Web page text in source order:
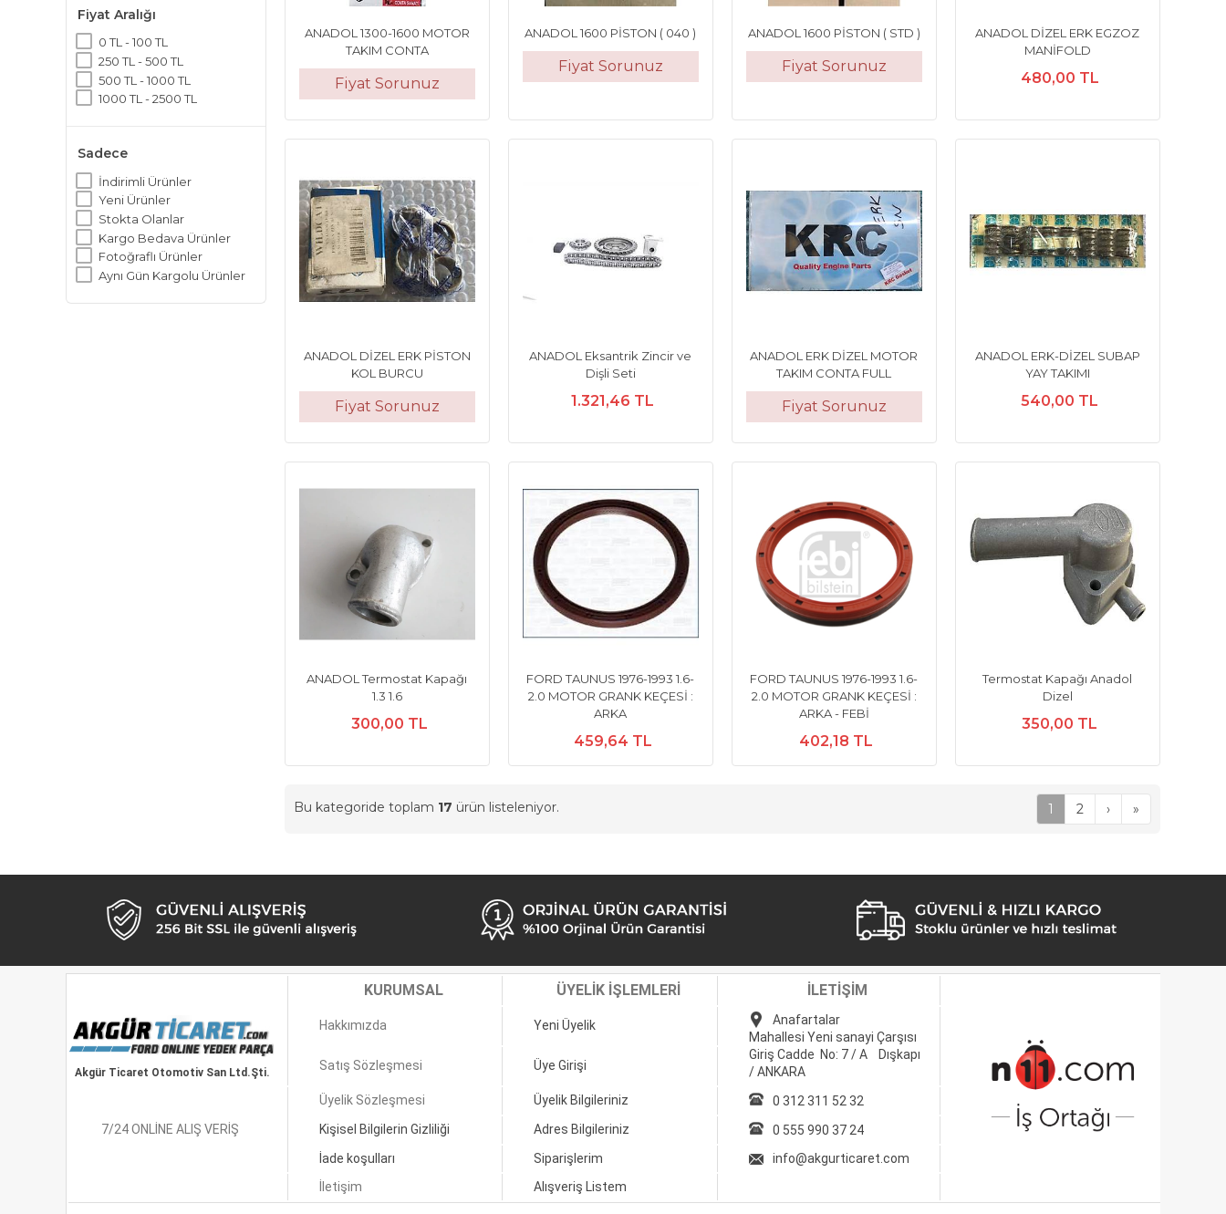
Fiyat Aralığı
0 TL - 100 TL
250 TL - 500 TL
500 TL - 1000 TL
1000 TL - 2500 TL
Sadece
İndirimli Ürünler
Yeni Ürünler
Stokta Olanlar
Kargo Bedava Ürünler
Fotoğraflı Ürünler
Aynı Gün Kargolu Ürünler
ANADOL 1300-1600 MOTOR
TAKIM CONTA
Fiyat Sorunuz
ANADOL 1600 PİSTON ( 040 )
Fiyat Sorunuz
ANADOL 1600 PİSTON ( STD )
Fiyat Sorunuz
ANADOL DİZEL ERK EGZOZ
MANİFOLD
480,00 TL
ANADOL DİZEL ERK PİSTON
KOL BURCU
Fiyat Sorunuz
ANADOL Eksantrik Zincir ve
Dişli Seti
1.321,46 TL
ANADOL ERK DİZEL MOTOR
TAKIM CONTA FULL
Fiyat Sorunuz
ANADOL ERK-DİZEL SUBAP
YAY TAKIMI
540,00 TL
ANADOL Termostat Kapağı
1.3 1.6
300,00 TL
FORD TAUNUS 1976-1993 1.6-
2.0 MOTOR GRANK KEÇESİ :
ARKA
459,64 TL
FORD TAUNUS 1976-1993 1.6-
2.0 MOTOR GRANK KEÇESİ :
ARKA - FEBİ
402,18 TL
Termostat Kapağı Anadol
Dizel
350,00 TL
Bu kategoride toplam 17 ürün listeleniyor. 1 2 › »
Akgür Ticaret Otomotiv San Ltd.Şti.
KURUMSAL ÜYELİK İŞLEMLERİ İLETİŞİM
Hakkımızda Yeni Üyelik
Anafartalar
Mahallesi Yeni sanayi Çarşısı
Giriş Cadde No: 7 / A Dışkapı
/ ANKARA
Satış Sözleşmesi Üye Girişi
7/24 ONLİNE ALIŞ VERİŞ
Üyelik Sözleşmesi Üyelik Bilgileriniz
0 312 311 52 32
Kişisel Bilgilerin Gizliliği
Adres Bilgileriniz
0 555 990 37 24
İade koşulları
Siparişlerim
info@akgurticaret.com
İletişim
Alışveriş Listem